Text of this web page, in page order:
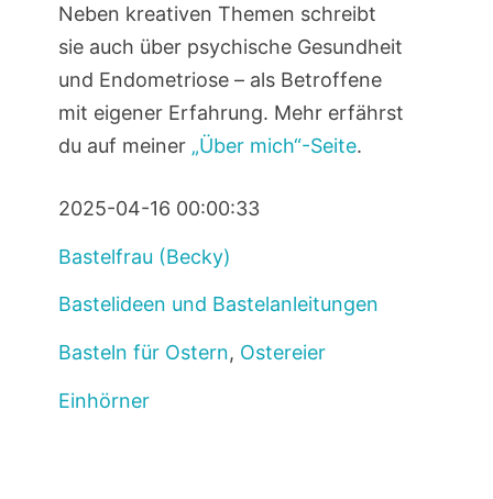
Neben kreativen Themen schreibt
sie auch über psychische Gesundheit
und Endometriose – als Betroffene
mit eigener Erfahrung. Mehr erfährst
du auf meiner „Über mich“-Seite.
2025-04-16 00:00:33
Bastelfrau (Becky)
Bastelideen und Bastelanleitungen
Basteln für Ostern, Ostereier
Einhörner